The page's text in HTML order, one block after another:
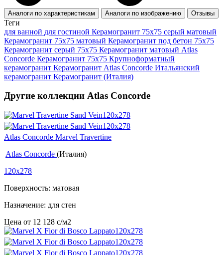
Аналоги по характеристикам Аналоги по изображению Отзывы
Теги
для ванной для гостиной Керамогранит 75x75 серый матовый
Керамогранит 75x75 матовый Керамогранит под бетон 75x75
Керамогранит серый 75x75 Керамогранит матовый Atlas
Concorde Керамогранит 75x75 Крупноформатный
керамогранит Керамогранит Atlas Concorde Итальянский
керамогранит Керамогранит (Италия)
Другие коллекции Atlas Concorde
Atlas Concorde Marvel Travertine
Atlas Concorde (Италия)
120x278
Поверхность: матовая
Назначение: для стен
Цена от 12 128 c/м2